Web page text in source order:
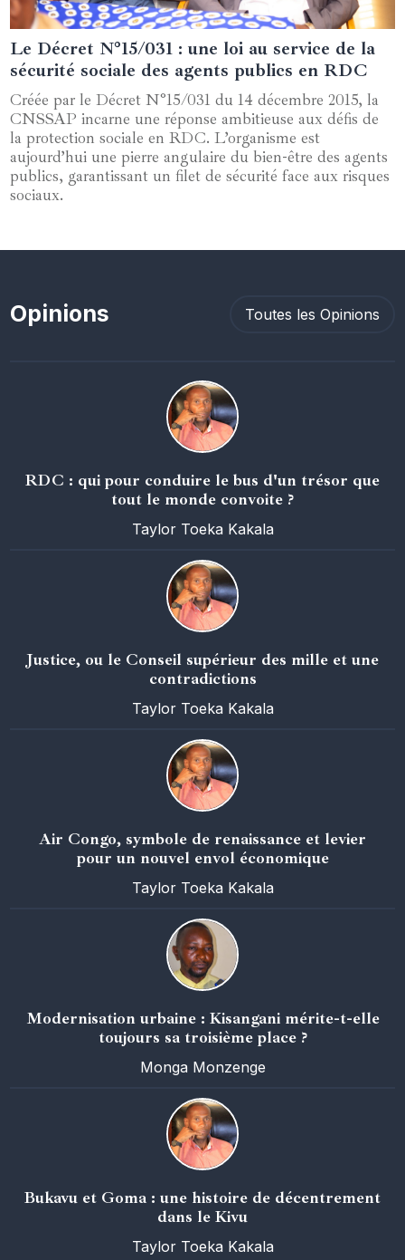
03 janvier 2025
Le Décret N°15/031 : une loi au service de la
sécurité sociale des agents publics en RDC
Créée par le Décret N°15/031 du 14 décembre 2015, la
CNSSAP incarne une réponse ambitieuse aux défis de
la protection sociale en RDC. L’organisme est
aujourd’hui une pierre angulaire du bien-être des agents
publics, garantissant un filet de sécurité face aux risques
sociaux.
Opinions Toutes les Opinions
RDC : qui pour conduire le bus d'un trésor que
tout le monde convoite ?
Taylor Toeka Kakala
Justice, ou le Conseil supérieur des mille et une
contradictions
Taylor Toeka Kakala
Air Congo, symbole de renaissance et levier
pour un nouvel envol économique
Taylor Toeka Kakala
Modernisation urbaine : Kisangani mérite-t-elle
toujours sa troisième place ?
Monga Monzenge
Bukavu et Goma : une histoire de décentrement
dans le Kivu
Taylor Toeka Kakala